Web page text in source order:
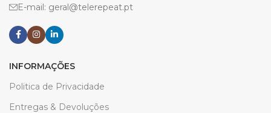
E-mail: geral@telerepeat.pt
INFORMAÇÕES
Politica de Privacidade
Entregas & Devoluções